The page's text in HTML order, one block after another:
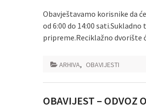
Obavještavamo korisnike da
od 6:00 do 14:00
pripreme.Reciklažno dvorište
ARHIVA, OBAVIJESTI
OBAVIJEST – ODVOZ